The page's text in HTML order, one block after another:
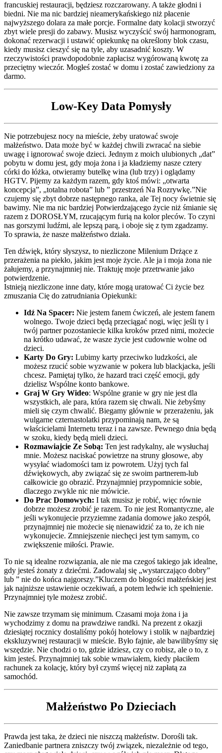
francuskiej restauracji, będziesz rozczarowany. A także głodni i
biedni. Nie ma nic bardziej nieamerykańskiego niż płacenie
najwyższego dolara za małe porcje. Formalne daty kolacji stworzyć
zbyt wiele presji do zabawy. Musisz wyczyścić swój harmonogram,
dokonać rezerwacji i ustawić opiekunkę na określony blok czasu,
kiedy musisz cieszyć się na tyle, aby uzasadnić koszty. W
rzeczywistości prawdopodobnie zapłacisz wygórowaną kwotę za
przeciętny wieczór. Mogłeś zostać w domu i zostać zawiedziony za
darmo.
Low-Key Data Pomysły
Nie potrzebujesz nocy na mieście, żeby uratować swoje
małżeństwo. Data może być w każdej chwili zwracać na siebie
uwagę i ignorować swoje dzieci. Jednym z moich ulubionych „dat”
pobytu w domu jest, gdy moja żona i ja kładziemy nasze cztery
córki do łóżka, otwieramy butelkę wina (lub trzy) i oglądamy
HGTV. Pijemy za każdym razem, gdy ktoś mówi: „otwarta
koncepcja”, „totalna robota” lub ” przestrzeń Na Rozrywkę.”Nie
czujemy się zbyt dobrze następnego ranka, ale Tej nocy świetnie się
bawimy. Nie ma nic bardziej Potwierdzającego życie niż śmianie się
razem z DOROSŁYM, rzucającym furią na kolor pleców. To czyni
nas gorszymi ludźmi, ale lepszą parą, i oboje się z tym zgadzamy.
To sprawia, że nasze małżeństwo działa.
Ten dźwięk, który słyszysz, to niezliczone Milenium Drżące z
przerażenia na piekło, jakim jest moje życie. Ale ja i moja żona nie
żałujemy, a przynajmniej nie. Traktuję moje przetrwanie jako
potwierdzenie.
Istnieją niezliczone inne daty, które mogą uratować Ci życie bez
zmuszania Cię do zatrudniania Opiekunki:
Idź Na Spacer: Nie jestem fanem ćwiczeń, ale jestem fanem
wolnego. Twoje dzieci będą przeciągać nogi, więc jeśli ty i
twój partner pozostaniecie kilka kroków przed nimi, możecie
na krótko udawać, że wasze życie jest cudownie wolne od
dzieci.
Karty Do Gry: Lubimy karty przeciwko ludzkości, ale
możesz rzucić sobie wyzwanie w pokera lub blackjacka, jeśli
chcesz. Pamiętaj tylko, że hazard traci część emocji, gdy
dzielisz Wspólne konto bankowe.
Graj W Gry Wideo: Wspólne granie w gry nie jest dla
wszystkich, ale para, która razem się chwali. Nie żebyśmy
mieli się czym chwalić. Biegamy głównie w przerażeniu, jak
wulgarne czternastolatki przypominają nam, że są
właścicielami Internetu teraz i na zawsze. Pewnego dnia będą
w szoku, kiedy będą mieli dzieci.
Rozmawiajcie Ze Sobą: Ten jest radykalny, ale wysłuchaj
mnie. Możesz naciskać powietrze na struny głosowe, aby
wysyłać wiadomości tam iz powrotem. Użyj tych fal
dźwiękowych, aby związać się ze swoim partnerem-lub
całkowicie go obrazić. Przynajmniej przypomnicie sobie,
dlaczego zwykle nic nie mówicie.
Do Prac Domowych: I tak musisz je robić, więc równie
dobrze możesz zrobić je razem. To nie jest Romantyczne, ale
jeśli wykonujecie przyziemne zadania domowe jako zespół,
przynajmniej nie możecie się nienawidzić za to, że ich nie
wykonujecie. Zmniejszenie niechęci jest tym samym, co
zwiększenie miłości. Prawie.
To nie są idealne rozwiązania, ale nie ma czegoś takiego jak idealne,
gdy jesteś żonaty z dziećmi. Zadowalaj się „wystarczająco dobry”
lub ” nie do końca najgorszy.”Kluczem do błogości małżeńskiej jest
jak najniższe ustawienie oczekiwań, a potem ledwie ich spełnienie.
Przynajmniej tyle możesz zrobić.
Nie zawsze trzymam się minimum. Czasami moja żona i ja
wychodzimy z domu na prawdziwe randki. Na prezent z okazji
dziesiątej rocznicy dostaliśmy pokój hotelowy i stolik w najbardziej
ekskluzywnej restauracji w mieście. Było fajnie, ale bawilibyśmy się
wszędzie. Nie chodzi o to, gdzie idziesz, czy co robisz, ale o to, z
kim jesteś. Przynajmniej tak sobie wmawiałem, kiedy płaciłem
rachunek za kolację, który był czymś więcej niż zapłatą za
samochód.
Małżeństwo Po Dzieciach
Prawda jest taka, że dzieci nie niszczą małżeństw. Dorośli tak.
Zaniedbanie partnera zniszczy twój związek, niezależnie od tego,